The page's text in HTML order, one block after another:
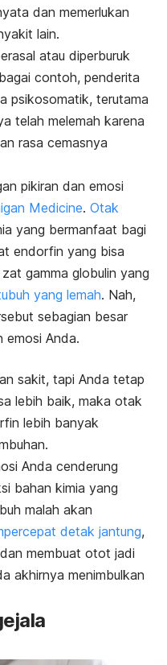
dan memerlukan
lain.
atau diperburuk
contoh, penderita
psikosomatik, terutama
telah melemah karena
rasa cemasnya
pikiran dan emosi
Medicine. Otak
yang bermanfaat bagi
endorfin yang bisa
gamma globulin yang
yang lemah. Nah,
sebagian besar
emosi Anda.
sakit, tapi Anda tetap
lebih baik, maka otak
lebih banyak
Anda cenderung
bahan kimia yang
malah akan
detak jantung,
membuat otot jadi
akhirnya menimbulkan